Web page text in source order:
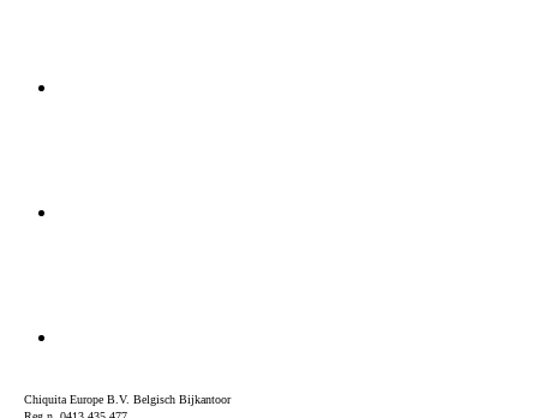
Chiquita Europe B.V. Belgisch Bijkantoor